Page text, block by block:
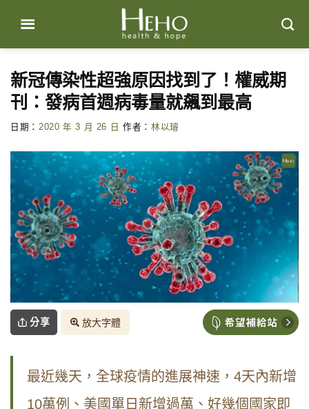
content
新冠傳染性超強原因找到了！權威期
刊：發病首週病毒量就飆到最高
日期： 2020 年 3 月 26 日 作者： 林以璿
分享 放大字體
最近幾天，全球疫情的進展神速，4天內新增
10萬例、美國單日新增過萬、好幾個國家即